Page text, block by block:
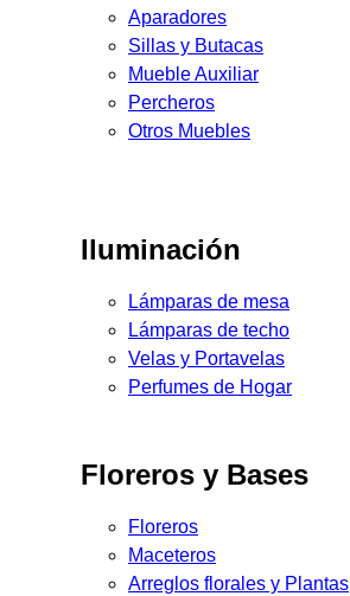
Aparadores
Sillas y Butacas
Mueble Auxiliar
Percheros
Otros Muebles
Iluminación
Lámparas de mesa
Lámparas de techo
Velas y Portavelas
Perfumes de Hogar
Floreros y Bases
Floreros
Maceteros
Arreglos florales y Plantas